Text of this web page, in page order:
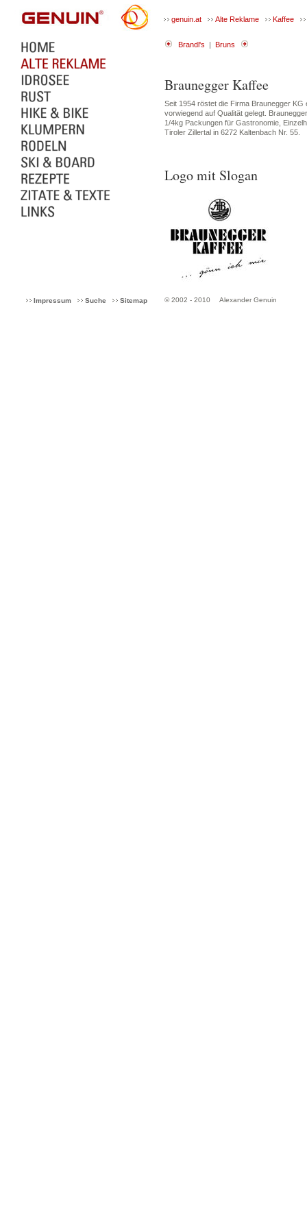
genuin.at Alte Reklame Kaffee
Brandl's | Bruns
Braunegger Kaffee
Seit 1954 röstet die Firma Braunegger
vorwiegend auf Qualität gelegt.
1/4kg Packungen für Gastronomie,
Tiroler Zillertal in 6272 Kaltenbach Nr. 55.
Logo mit Slogan
Impressum Suche Sitemap © 2002 - 2010 Alexander Genuin